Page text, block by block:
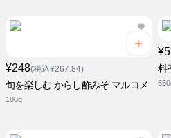
¥248(税込¥267.84)
旬を楽しむ からし酢みそ マルコメ
100g
料